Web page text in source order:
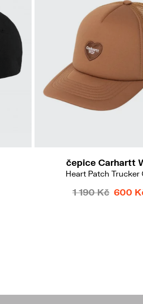
čepice Carhartt
Heart Patch Trucker
1 190 Kč 600